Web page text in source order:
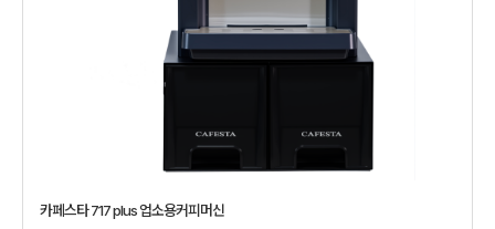
카페스타 717 plus 업소용커피머신